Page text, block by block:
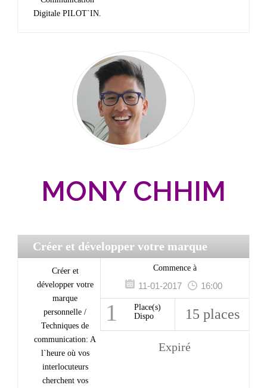
Digitale PILOT`IN.
MONY CHHIM
Créer et développer votre marque
personnelle
/ Techniques de
communication
Créer et
développer votre
marque
personnelle /
Techniques de
communication: A
l`heure où vos
interlocuteurs
cherchent vos
Commence à
11-01-2017 16:00
1
Place(s)
Dispo
15 places
Expiré